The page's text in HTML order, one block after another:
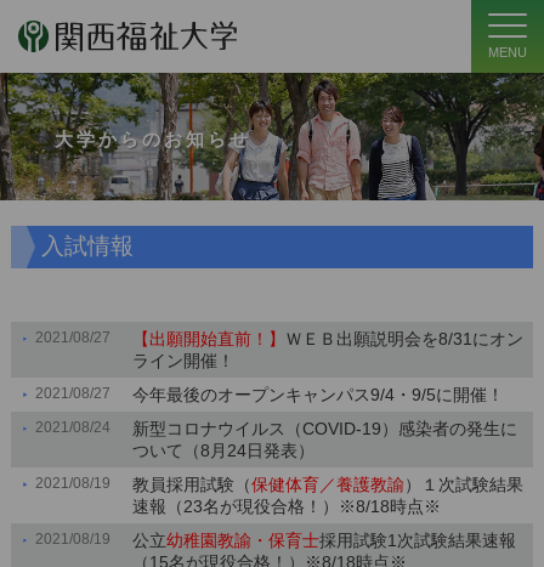
MENU
大学からのお知らせ
入試情報
2021/08/27 【出願開始直前！】 ＷＥＢ出願説明会を8/31にオン
ライン開催！
2021/08/27 今年最後のオープンキャンパス9/4・9/5に開催！
2021/08/24
新型コロナウイルス（COVID-19）感染者の発生に
ついて（8月24日発表）
2021/08/19 教員採用試験（保健体育／養護教諭）１次試験結果
速報（23名が現役合格！）※8/18時点※
2021/08/19 公立幼稚園教諭・保育士採用試験1次試験結果速報
（15名が現役合格！）※8/18時点※